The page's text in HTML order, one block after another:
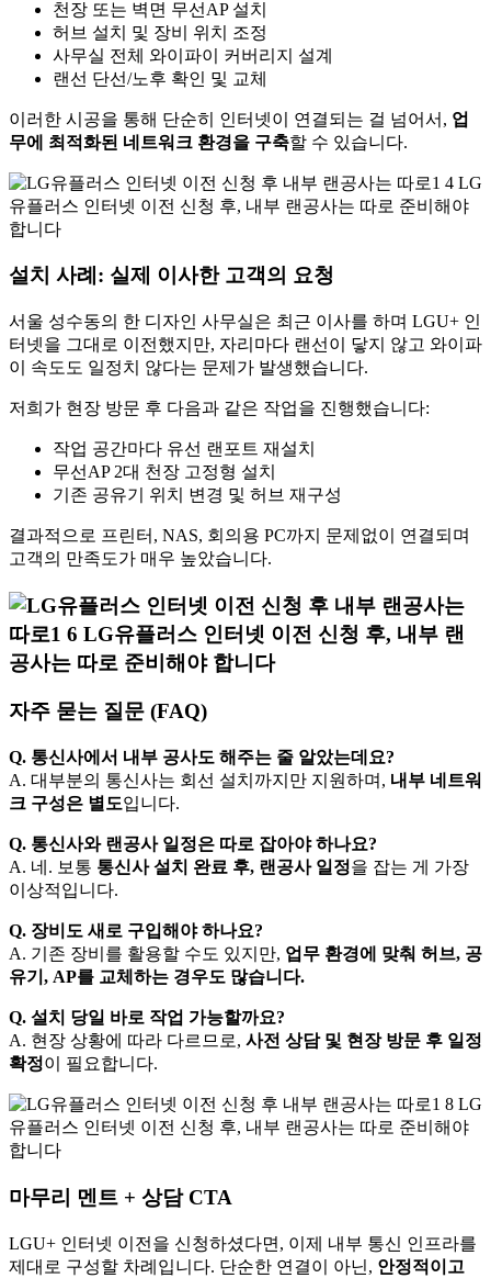
천장 또는 벽면 무선AP 설치
허브 설치 및 장비 위치 조정
사무실 전체 와이파이 커버리지 설계
랜선 단선/노후 확인 및 교체
이러한 시공을 통해 단순히 인터넷이 연결되는 걸 넘어서, 업
무에 최적화된 네트워크 환경을 구축할 수 있습니다.
설치 사례: 실제 이사한 고객의 요청
서울 성수동의 한 디자인 사무실은 최근 이사를 하며 LGU+ 인
터넷을 그대로 이전했지만, 자리마다 랜선이 닿지 않고 와이파
이 속도도 일정치 않다는 문제가 발생했습니다.
저희가 현장 방문 후 다음과 같은 작업을 진행했습니다:
작업 공간마다 유선 랜포트 재설치
무선AP 2대 천장 고정형 설치
기존 공유기 위치 변경 및 허브 재구성
결과적으로 프린터, NAS, 회의용 PC까지 문제없이 연결되며
고객의 만족도가 매우 높았습니다.
자주 묻는 질문 (FAQ)
Q. 통신사에서 내부 공사도 해주는 줄 알았는데요?
A. 대부분의 통신사는 회선 설치까지만 지원하며, 내부 네트워
크 구성은 별도입니다.
Q. 통신사와 랜공사 일정은 따로 잡아야 하나요?
A. 네. 보통 통신사 설치 완료 후, 랜공사 일정을 잡는 게 가장
이상적입니다.
Q. 장비도 새로 구입해야 하나요?
A. 기존 장비를 활용할 수도 있지만, 업무 환경에 맞춰 허브, 공
유기, AP를 교체하는 경우도 많습니다.
Q. 설치 당일 바로 작업 가능할까요?
A. 현장 상황에 따라 다르므로, 사전 상담 및 현장 방문 후 일정
확정이 필요합니다.
마무리 멘트 + 상담 CTA
LGU+ 인터넷 이전을 신청하셨다면, 이제 내부 통신 인프라를
제대로 구성할 차례입니다. 단순한 연결이 아닌, 안정적이고